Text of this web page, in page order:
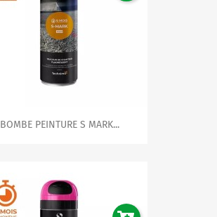
BOMBE PEINTURE S MARK...